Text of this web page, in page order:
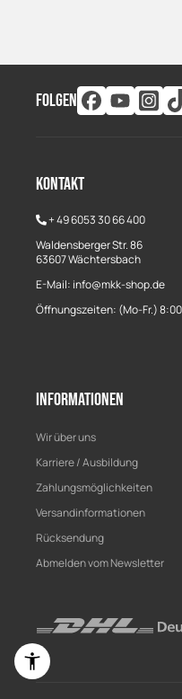
FOLGEN
Kontakt
+49 6053 30 66 400
Waldensberger Str. 86
63607 Wächtersbach
E-Mail: info@mkk-shop.de
Öffnungszeiten: (Mo-Fr.)
Informationen
Wir über uns
Karriere / Ausbildung
Zahlungsmöglichkeiten
Versandinformationen
Rücksendung
Abmelden vom Newsletter